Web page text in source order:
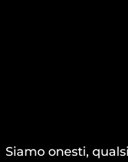
Siamo onesti,